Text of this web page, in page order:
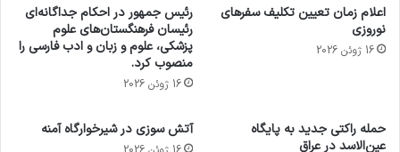
اعلام زمان تعیین تکلیف سفرهای
نوروزی
16 ژوئن 2026
رئیس جمهور در احکام جداگانه‌ای
رئیسان فرهنگستان‌های علوم
پزشکی، علوم و زبان و ادب فارسی را
منصوب کرد.
16 ژوئن 2026
حمله راکتی جدید به پایگاه
عین‌الاسد در عراق
آتش سوزی در شیرخوارگاه آمنه